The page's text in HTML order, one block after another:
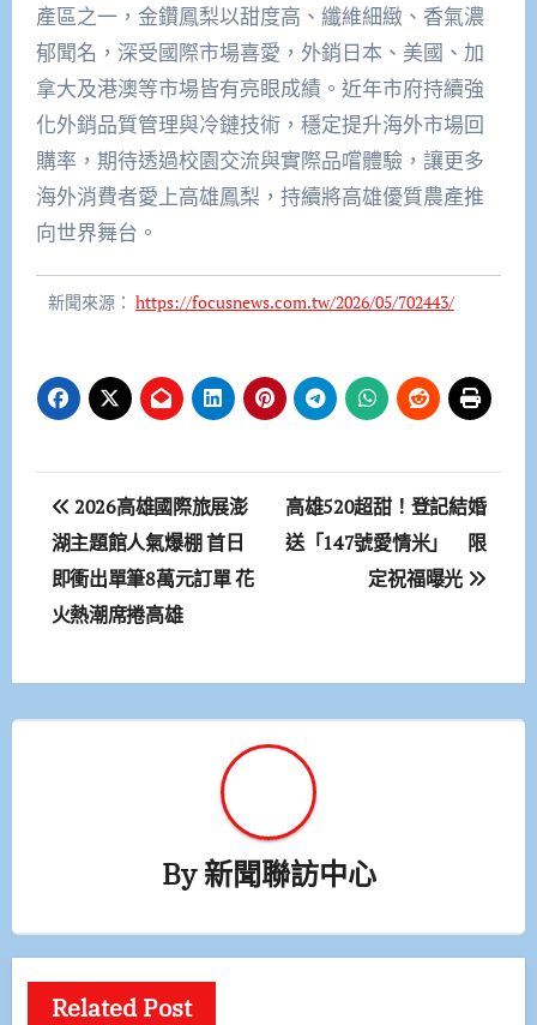
產區之一，金鑽鳳梨以甜度高、纖維細緻、香氣濃
郁聞名，深受國際市場喜愛，外銷日本、美國、加
拿大及港澳等市場皆有亮眼成績。近年市府持續強
化外銷品質管理與冷鏈技術，穩定提升海外市場回
購率，期待透過校園交流與實際品嚐體驗，讓更多
海外消費者愛上高雄鳳梨，持續將高雄優質農產推
向世界舞台。
新聞來源： https://focusnews.com.tw/2026/05/702443/
文
章
導
2026高雄國際旅展澎
湖主題館人氣爆棚 首日
即衝出單筆8萬元訂單 花
火熱潮席捲高雄
高雄520超甜！登記結婚
送「147號愛情米」 限
定祝福曝光
By新聞聯訪中心
Related Post